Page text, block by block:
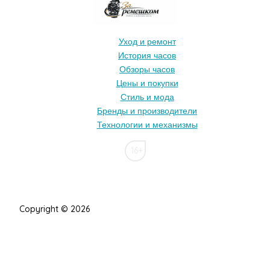
Уход и ремонт
История часов
Обзоры часов
Цены и покупки
Стиль и мода
Бренды и производители
Технологии и механизмы
Copyright © 2026